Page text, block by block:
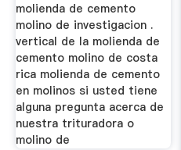
molienda de cemento
molino de investigacion .
vertical de la molienda de
cemento molino de costa
rica molienda de cemento
en molinos si usted tiene
alguna pregunta acerca de
nuestra trituradora o
molino de